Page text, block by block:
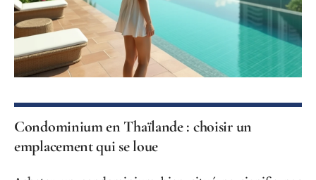
Condominium en Thaïlande : choisir un
emplacement qui se loue